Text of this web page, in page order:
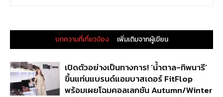
บทความที่เกี่ยวข้อง เพิ่มเติมจากผู้เขียน
เปิดตัวอย่างเป็นทางการ! ‘น้ำตาล-ทิพนารี’
ขึ้นแท่นแบรนด์แอมบาสเดอร์ FitFlop
พร้อมเผยโฉมคอลเลกชัน Autumn/Winter